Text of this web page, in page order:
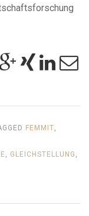
FEMMIT,
, GLEICHSTELLUNG ,